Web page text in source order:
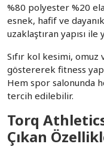
%80 polyester %20
esnek, hafif ve
uzaklaştıran yapısı
Sıfır kol kesimi, omuz
göstererek fitness
Hem spor salonunda
tercih edilebilir.
Torq
Çıkan